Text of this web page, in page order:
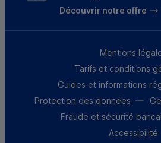
Découvrir notre offre
Mentions
Tarifs et conditions
Guides et informations
Protection des données
Fraude et sécurité
Accessibilité